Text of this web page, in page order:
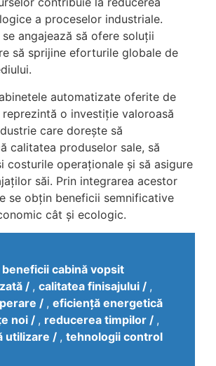
a proceselor industriale.
angajează să ofere soluții
să sprijine eforturile globale de
automatizate oferite de
reprezintă o investiție valoroasă
care dorește să
calitatea produselor sale, să
costurile operaționale și să asigure
săi. Prin integrarea acestor
se obțin beneficii semnificative
cât și ecologic.
beneficii cabină vopsit
, calitatea finisajului
,
, eficiență energetică
noi , reducerea timpilor
,
utilizare
, tehnologii control